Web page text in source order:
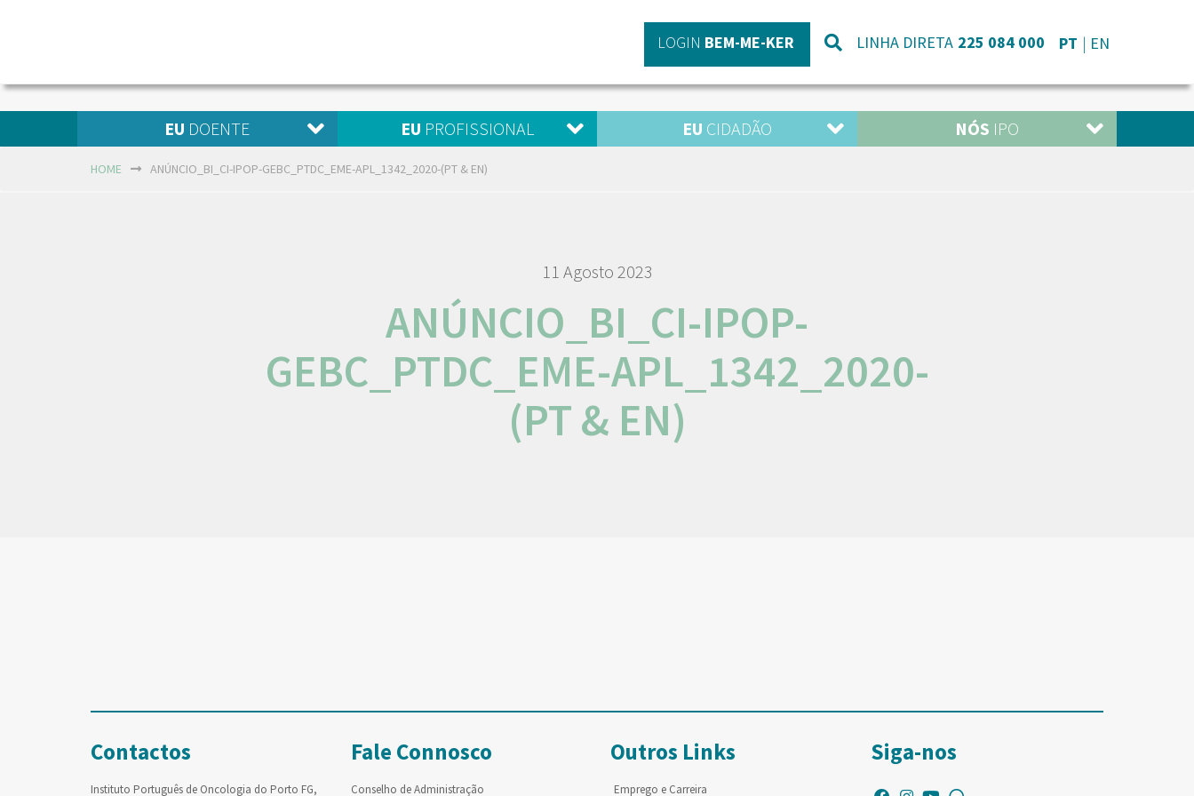
LOGIN BEM-ME-KER LINHA DIRETA 225 084 000 PT EN
EU DOENTE EU PROFISSIONAL EU CIDADÃO NÓS IPO
HOME ANÚNCIO_BI_CI-IPOP-GEBC_PTDC_EME-APL_1342_2020-(PT & EN)
11 Agosto 2023
ANÚNCIO_BI_CI-IPOP-
GEBC_PTDC_EME-APL_1342_2020-
(PT & EN)
Contactos
Instituto Português de Oncologia do Porto FG,
Fale Connosco
Conselho de Administração
Outros Links
Emprego e Carreira
Siga-nos